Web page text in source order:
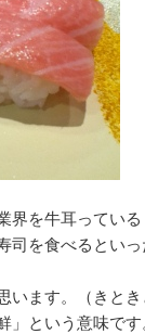
界を牛耳ってい
司を食べるといっ
います。（きと
」という意味です